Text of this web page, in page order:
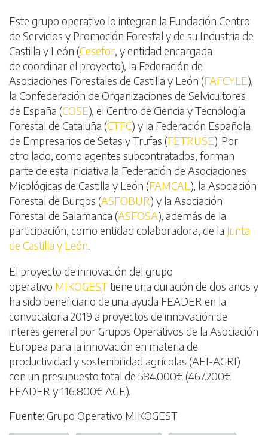
Este grupo operativo lo integran la Fundación Centro
de Servicios y Promoción Forestal y de su Industria de
Castilla y León (Cesefor, y entidad encargada
de coordinar el proyecto), la Federación de
Asociaciones Forestales de Castilla y León (FAFCYLE),
la Confederación de Organizaciones de Selvicultores
de España (COSE), el Centro de Ciencia y Tecnología
Forestal de Cataluña (CTFC) y la Federación Española
de Empresarios de Setas y Trufas (FETRUSE). Por
otro lado, como agentes subcontratados, forman
parte de esta iniciativa la Federación de Asociaciones
Micológicas de Castilla y León (FAMCAL ), la Asociación
Forestal de Burgos (ASFOBUR) y la Asociación
Forestal de Salamanca (ASFOSA), además de la
participación, como entidad colaboradora, de la Junta
de Castilla y León.
El proyecto de innovación del grupo
operativo MIKOGESTtiene una duración de dos años y
ha sido beneficiario de una ayuda FEADER en la
convocatoria 2019 a proyectos de innovación de
interés general por Grupos Operativos de la Asociación
Europea para la innovación en materia de
productividad y sostenibilidad agrícolas (AEI-AGRI)
con un presupuesto total de 584.000€ (467.200€
FEADER y 116.800€ AGE).
Fuente: Grupo Operativo MIKOGEST